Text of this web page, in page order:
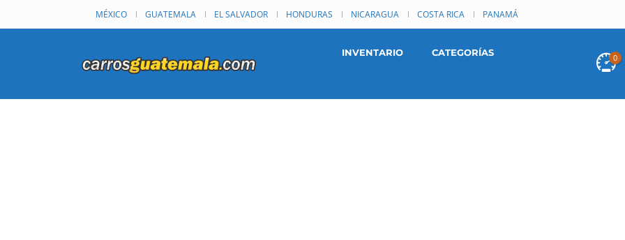
MÉXICO GUATEMALA EL SALVADOR HONDURAS NICARAGUA COSTA RICA PANAMÁ
0
INVENTARIO CATEGORÍAS